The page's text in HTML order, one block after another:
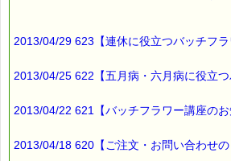
2013/04/29 623【連休に役立つバッチフラ
2013/04/25 622【五月病・六月病に役立つ
2013/04/22 621【バッチフラワー講座のお
2013/04/18 620【ご注文・お問い合わせの